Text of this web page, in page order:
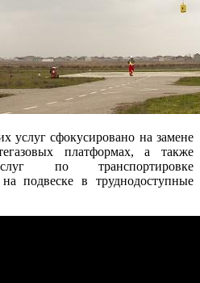
услуг сфокусировано на замене
платформах, а также
по транспортировке
подвеске в труднодоступные